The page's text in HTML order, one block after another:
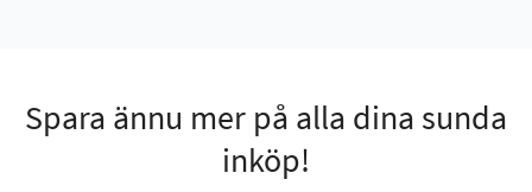
Spara ännu mer på alla dina sunda
inköp!